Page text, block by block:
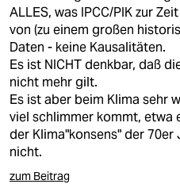
ALLES, was IPCC/PIK zur
von (zu einem großen
Daten - keine Kausalitäten.
Es ist NICHT denkbar, daß
nicht mehr gilt.
Es ist aber beim Klima sehr
viel schlimmer kommt, etwa
der Klima"konsens" der
nicht.
zum Beitrag